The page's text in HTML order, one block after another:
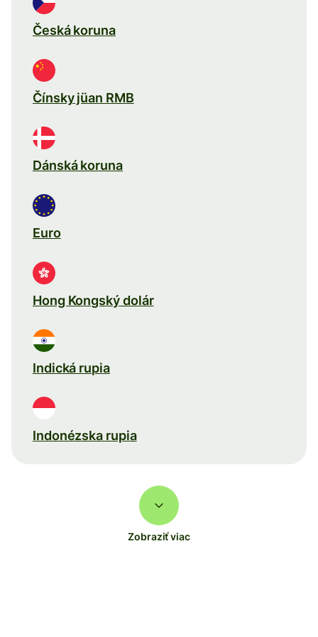
Česká koruna
Čínsky jüan RMB
Dánská koruna
Euro
Hong Kongský dolár
Indická rupia
Indonézska rupia
Zobraziť viac